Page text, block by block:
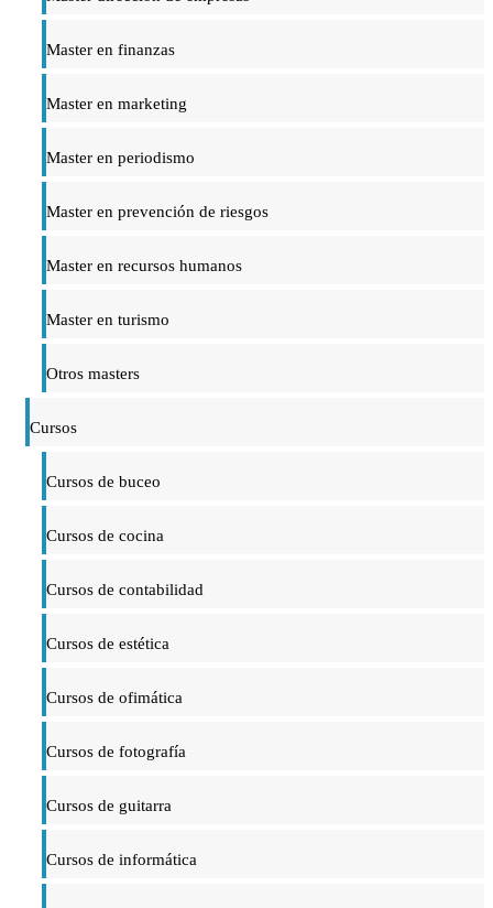
Master en finanzas
Master en marketing
Master en periodismo
Master en prevención de riesgos
Master en recursos humanos
Master en turismo
Otros masters
Cursos
Cursos de buceo
Cursos de cocina
Cursos de contabilidad
Cursos de estética
Cursos de ofimática
Cursos de fotografía
Cursos de guitarra
Cursos de informática